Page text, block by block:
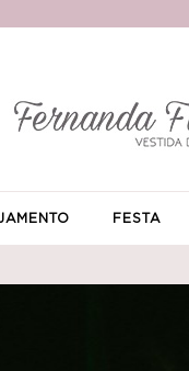
FESTA